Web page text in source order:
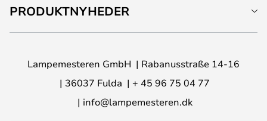
PRODUKTNYHEDER
Lampemesteren GmbH
Rabanusstraße 14-16
36037 Fulda
+ 45 96 75 04 77
info@lampemesteren.dk